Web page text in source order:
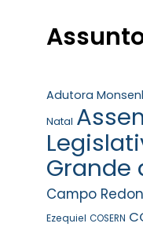
Adutora
Natal
Grande
Campo
Ezequiel COSERN